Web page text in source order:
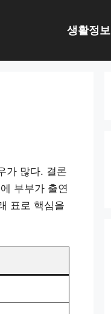
생활정보
가 많다. 결론
부부가 출연
표로 핵심을